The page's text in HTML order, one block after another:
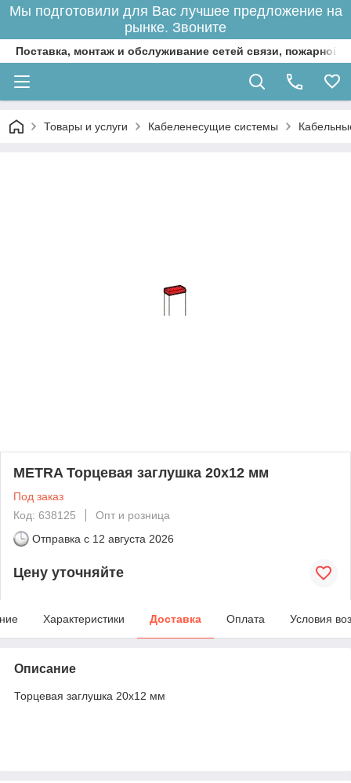
Мы подготовили для Вас лучшее предложение на
рынке. Звоните
Поставка, монтаж и обслуживание сетей связи, пожарной
Товары и услуги Кабеленесущие системы
METRA Торцевая заглушка 20x12 мм
Под заказ
Код: 638125
Опт и розница
Отправка с 12 августа 2026
Цену уточняйте
Характеристики Доставка Оплата Условия
Описание
Торцевая заглушка 20x12 мм